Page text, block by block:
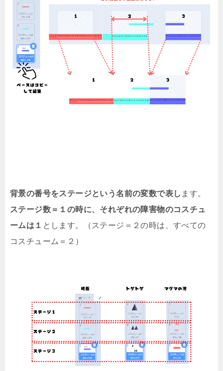
背景の番号をステージという名前の変数で表し ます。
ステージ数＝１の時に、それぞれの障害物のコスチュ
ームは１ とします。（ステージ＝２の時は、すべての
コスチューム＝２）